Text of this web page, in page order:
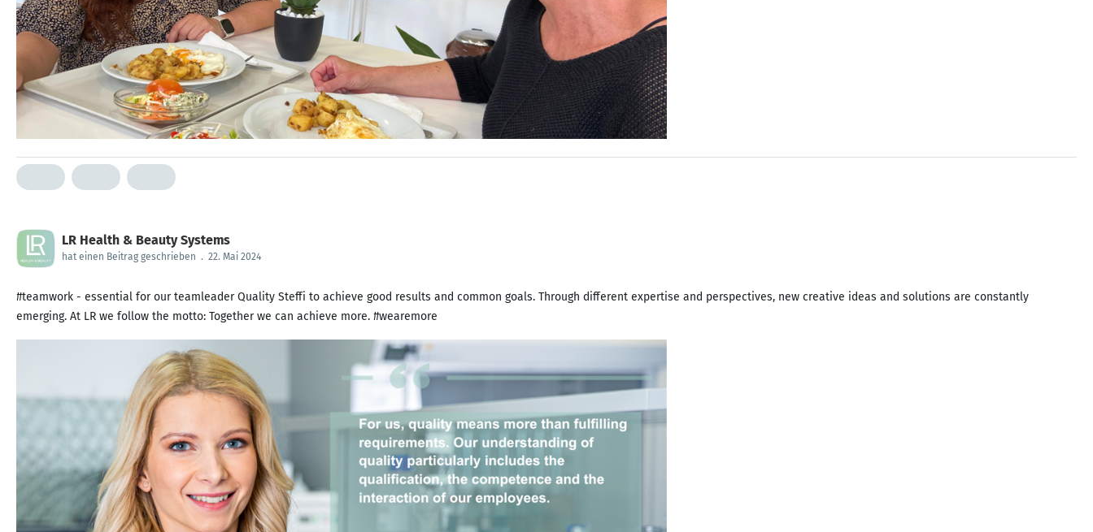
LR Health & Beauty Systems
hat einen Beitrag geschrieben . 22. Mai 2024
#teamwork - essential for our teamleader Quality Steffi to achieve good results and common goals. Through different expertise and perspectives, new creative ideas and solutions are constantly
emerging. At LR we follow the motto: Together we can achieve more. #wearemore